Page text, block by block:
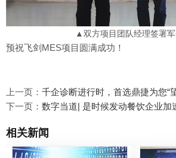
▲双方项目团队经理签署
预祝飞剑MES项目圆满成功！
上一页： 千企诊断进行时，首选鼎捷为您“
下一页： 数字当道| 是时候发动餐饮企业加
相关新闻